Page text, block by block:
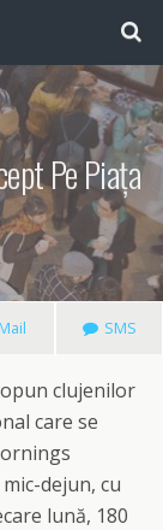
Pe Piața
SMS
clujenilor
care se
dejun, cu
lună, 180